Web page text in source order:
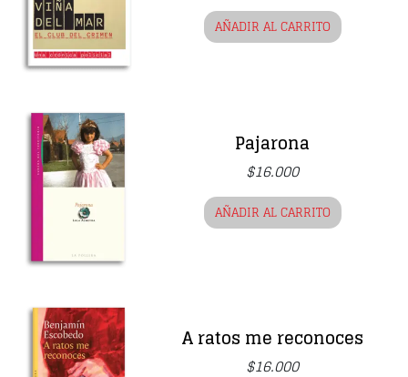
AÑADIR AL CARRITO
Pajarona
$16.000
AÑADIR AL CARRITO
A ratos me reconoces
$16.000